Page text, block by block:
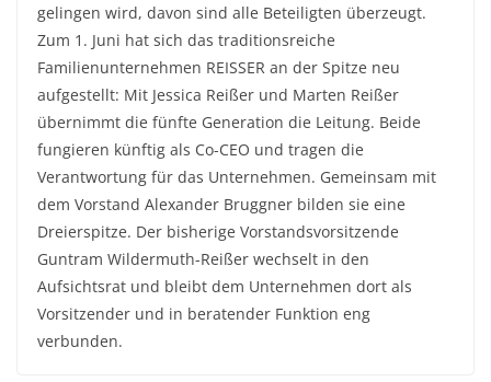
gelingen wird, davon sind alle Beteiligten überzeugt.
Zum 1. Juni hat sich das traditionsreiche
Familienunternehmen REISSER an der Spitze neu
aufgestellt: Mit Jessica Reißer und Marten Reißer
übernimmt die fünfte Generation die Leitung. Beide
fungieren künftig als Co-CEO und tragen die
Verantwortung für das Unternehmen. Gemeinsam mit
dem Vorstand Alexander Bruggner bilden sie eine
Dreierspitze. Der bisherige Vorstandsvorsitzende
Guntram Wildermuth-Reißer wechselt in den
Aufsichtsrat und bleibt dem Unternehmen dort als
Vorsitzender und in beratender Funktion eng
verbunden.